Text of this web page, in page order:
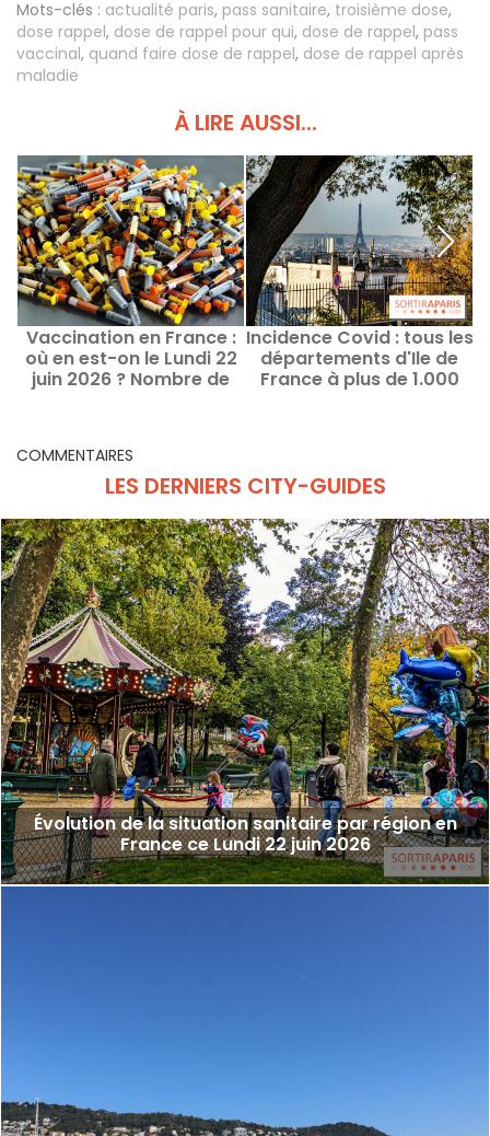
Mots-clés : actualité paris, pass sanitaire, troisième dose,
dose rappel, dose de rappel pour qui, dose de rappel, pass
vaccinal, quand faire dose de rappel, dose de rappel après
maladie
À LIRE AUSSI...
Vaccination en France :
où en est-on le Lundi 22
juin 2026 ? Nombre de
Incidence Covid : tous les
départements d'Ile de
France à plus de 1.000
COMMENTAIRES
LES DERNIERS CITY-GUIDES
Évolution de la situation sanitaire par région en
France ce Lundi 22 juin 2026